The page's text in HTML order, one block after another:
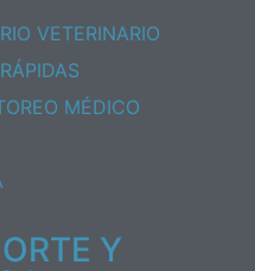
VETERINARIO
MÉDICO
Y